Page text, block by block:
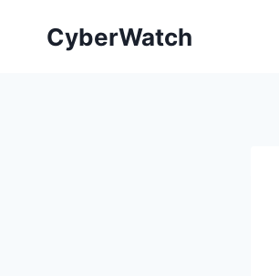
CyberWatch